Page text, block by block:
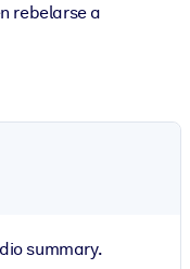
rebelarse a
summary.